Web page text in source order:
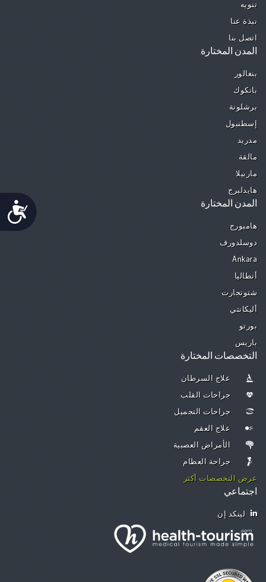
Accessibility
تنويه
نبذة عنا
اتصل بنا
المدن المختارة
بنغالور
بانكوك
برشلونة
إسطنبول
مدريد
مالقة
ماربيلا
هايدلبرج
المدن المختارة
هامبورج
دوسلدورف
Ankara
أنطاليا
شتوتجارت
أليكانتي
بورتو
باريس
التخصصات المختارة
علاج السرطان
جراحات القلب
جراحات التجميل
علاج العقم
الأمراض العصبية
جراحة العظام
عرض التخصصات أكثر
اجتماعي
لينكد إن